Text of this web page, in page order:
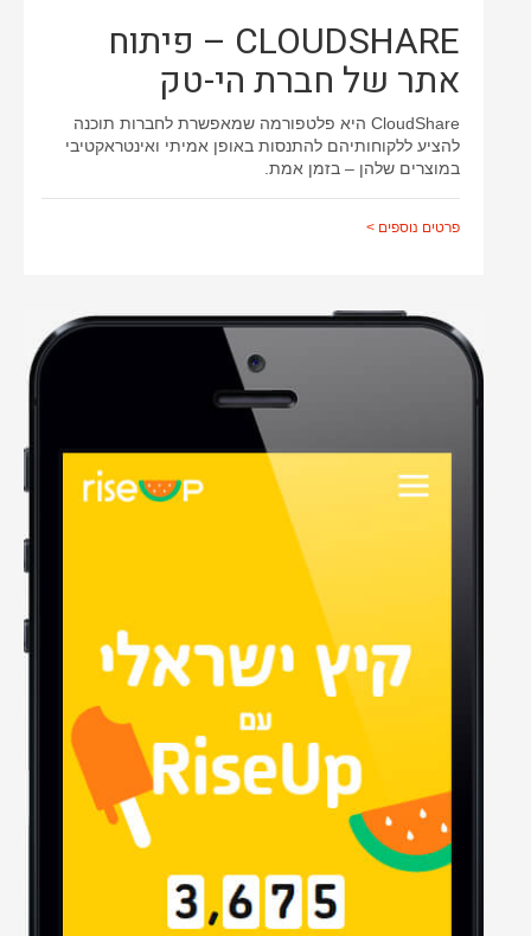
ממשק משתמש
עיצוב אתרים
שינוי עיצוב תבנית
CLOUDSHARE – פיתוח
אתר של חברת הי-טק
CloudShare היא פלטפורמה שמאפשרת לחברות תוכנה
להציע ללקוחותיהם להתנסות באופן אמיתי ואינטראקטיבי
במוצרים שלהן – בזמן אמת.
פרטים נוספים >